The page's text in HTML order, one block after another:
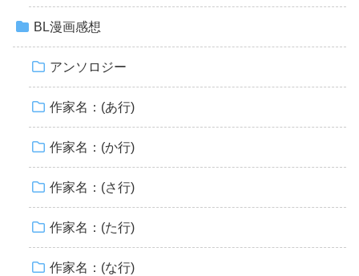
BL漫画感想
アンソロジー
作家名：(あ行)
作家名：(か行)
作家名：(さ行)
作家名：(た行)
作家名：(な行)